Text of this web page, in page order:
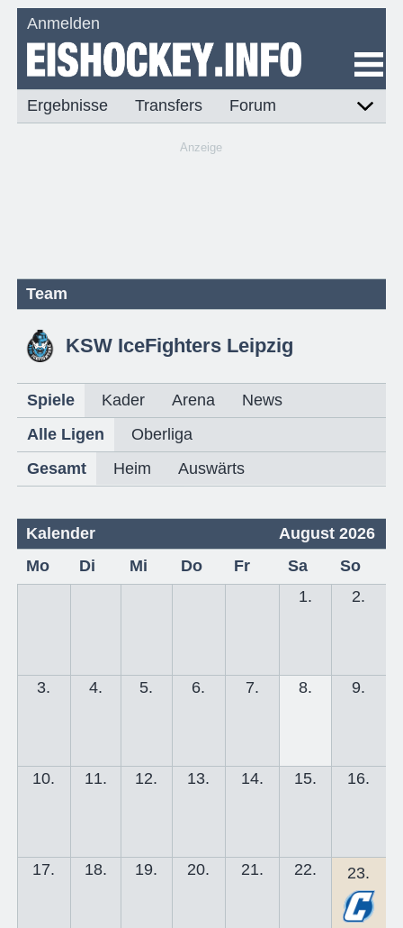
Anmelden
Ergebnisse Transfers Forum
Anzeige
Team
KSW IceFighters Leipzig
Spiele Kader Arena
News
Alle Ligen
Oberliga
Gesamt
Heim Auswärts
Kalender
August 2026
Mo
Di Mi Do Fr Sa
So
1.
2.
3. 4. 5. 6. 7. 8. 9.
10. 11. 12. 13. 14. 15. 16.
17. 18. 19. 20. 21. 22. 23.